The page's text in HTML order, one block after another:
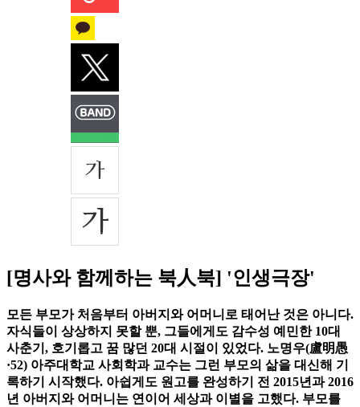
[명사와 함께하는 북人북] '인생극장'
모든 부모가 처음부터 아버지와 어머니로 태어난 것은 아니다.
자식들이 상상하지 못할 뿐, 그들에게도 감수성 예민한 10대
사춘기, 호기롭고 꿈 많던 20대 시절이 있었다. 노명우(盧明愚
·52) 아주대학교 사회학과 교수는 그런 부모의 삶을 대신해 기
록하기 시작했다. 아쉽게도 원고를 완성하기 전 2015년과 2016
년 아버지와 어머니는 연이어 세상과 이별을 고했다. 부모를